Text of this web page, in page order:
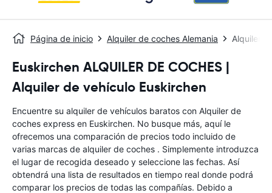
Página de inicio Alquiler de coches Alemania Alquiler
Euskirchen ALQUILER DE COCHES |
Alquiler de vehículo Euskirchen
Encuentre su alquiler de vehículos baratos con Alquiler de
coches express en Euskirchen. No busque más, aquí le
ofrecemos una comparación de precios todo incluido de
varias marcas de alquiler de coches . Simplemente introduzca
el lugar de recogida deseado y seleccione las fechas. Así
obtendrá una lista de resultados en tiempo real donde podrá
comparar los precios de todas las compañías. Debido a